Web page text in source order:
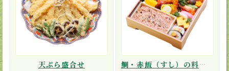
天ぷら盛合せ 鯛・赤飯（すし）の料理折詰